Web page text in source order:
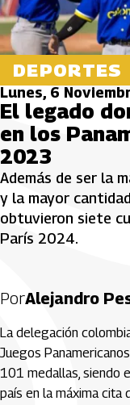
DEPORTES
Lunes, 6
El legado
en los
2023
Además de ser la
y la mayor
obtuvieron siete
París 2024.
PorAlejandro
La delegación
Juegos
101 medallas, siendo
país en la máxima